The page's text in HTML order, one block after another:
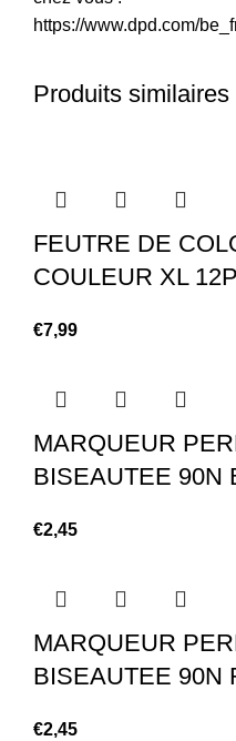
https://www.dpd.com/
Produits similaires
FEUTRE DE
COULEUR XL
€7,99
MARQUEUR
BISEAUTEE 90N
€2,45
MARQUEUR
BISEAUTEE 90N
€2,45